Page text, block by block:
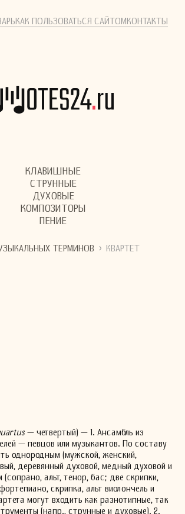
КАК ПОЛЬЗОВАТЬСЯ САЙТОМКОНТАКТЫ
КЛАВИШНЫЕ
СТРУННЫЕ
ДУХОВЫЕ
КОМПОЗИТОРЫ
ПЕНИЕ
ТЕРМИНОВ › КВАРТЕТ
— четвертый) — 1. Ансамбль из
— певцов или музыкантов. По составу
однородным (мужской, женский,
деревянный духовой, медный духовой и
альт, тенор, бас; две скрипки,
скрипка, альт виолончель и
могут входить как разнотипные, так
(напр., струнные и духовые). 2.